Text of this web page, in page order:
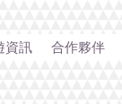
資訊 合作夥伴